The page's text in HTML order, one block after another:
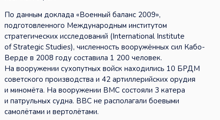
По данным доклада «Военный баланс 2009»,
подготовленного Международным институтом
стратегических исследований (International Institute
of Strategic Studies), численность вооружённых сил Кабо-
Верде в 2008 году составила 1 200 человек.
На вооружении сухопутных войск находились 10 БРДМ
советского производства и 42 артиллерийских орудия
и миномёта. На вооружении ВМС состояли 3 катера
и патрульных судна. ВВС не располагали боевыми
самолётами и вертолётами.